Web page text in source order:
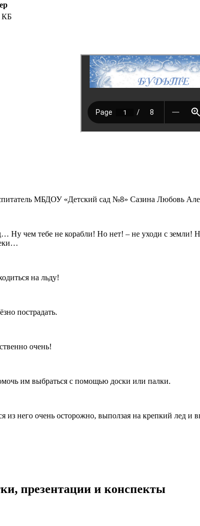
КБ
МБДОУ «Детский сад №8» Сазина Любовь
Ну чем тебе не корабли! Но нет! – не уходи с земли!
на льду!
пострадать.
очень!
им выбраться с помощью доски или палки.
из него очень осторожно, выползая на крепкий лед и
презентации и конспекты